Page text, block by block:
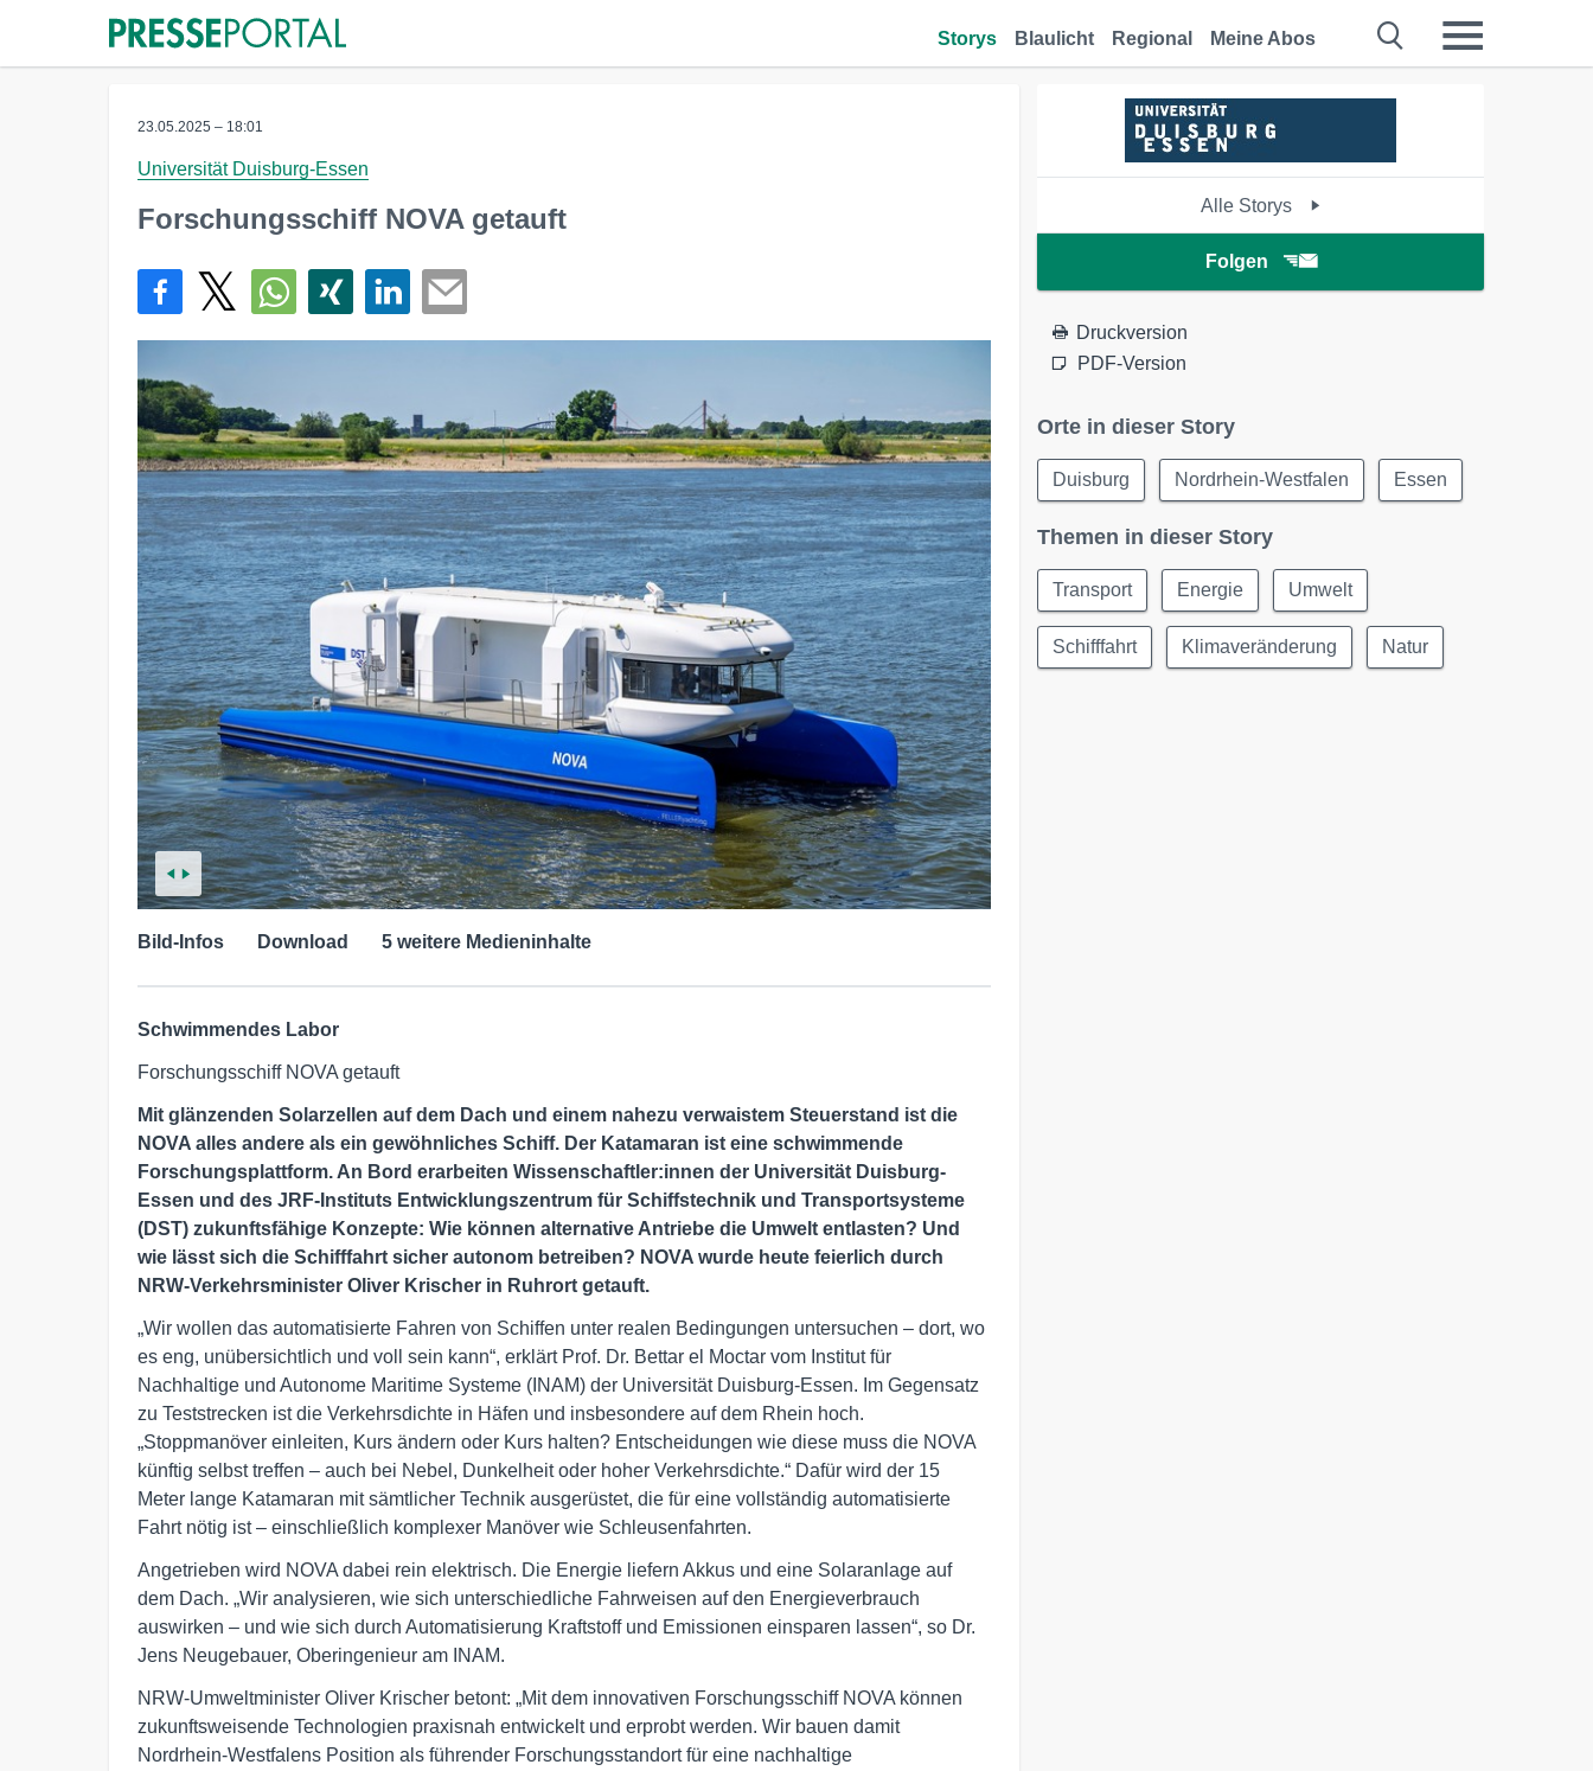
Storys Blaulicht Regional Meine Abos
23.05.2025 – 18:01
Universität Duisburg-Essen
Forschungsschiff NOVA getauft
Bild-Infos Download 5 weitere Medieninhalte
Schwimmendes Labor
Forschungsschiff NOVA getauft
Mit glänzenden Solarzellen auf dem Dach und einem nahezu verwaistem Steuerstand ist die
NOVA alles andere als ein gewöhnliches Schiff. Der Katamaran ist eine schwimmende
Forschungsplattform. An Bord erarbeiten Wissenschaftler:innen der Universität Duisburg-
Essen und des JRF-Instituts Entwicklungszentrum für Schiffstechnik und Transportsysteme
(DST) zukunftsfähige Konzepte: Wie können alternative Antriebe die Umwelt entlasten? Und
wie lässt sich die Schifffahrt sicher autonom betreiben? NOVA wurde heute feierlich durch
NRW-Verkehrsminister Oliver Krischer in Ruhrort getauft.
„Wir wollen das automatisierte Fahren von Schiffen unter realen Bedingungen untersuchen – dort, wo
es eng, unübersichtlich und voll sein kann“, erklärt Prof. Dr. Bettar el Moctar vom Institut für
Nachhaltige und Autonome Maritime Systeme (INAM) der Universität Duisburg-Essen. Im Gegensatz
zu Teststrecken ist die Verkehrsdichte in Häfen und insbesondere auf dem Rhein hoch.
„Stoppmanöver einleiten, Kurs ändern oder Kurs halten? Entscheidungen wie diese muss die NOVA
künftig selbst treffen – auch bei Nebel, Dunkelheit oder hoher Verkehrsdichte.“ Dafür wird der 15
Meter lange Katamaran mit sämtlicher Technik ausgerüstet, die für eine vollständig automatisierte
Fahrt nötig ist – einschließlich komplexer Manöver wie Schleusenfahrten.
Angetrieben wird NOVA dabei rein elektrisch. Die Energie liefern Akkus und eine Solaranlage auf
dem Dach. „Wir analysieren, wie sich unterschiedliche Fahrweisen auf den Energieverbrauch
auswirken – und wie sich durch Automatisierung Kraftstoff und Emissionen einsparen lassen“, so Dr.
Jens Neugebauer, Oberingenieur am INAM.
NRW-Umweltminister Oliver Krischer betont: „Mit dem innovativen Forschungsschiff NOVA können
zukunftsweisende Technologien praxisnah entwickelt und erprobt werden. Wir bauen damit
Nordrhein-Westfalens Position als führender Forschungsstandort für eine nachhaltige
Alle Storys
Folgen
Druckversion
PDF-Version
Orte in dieser Story
Duisburg Nordrhein-Westfalen Essen
Themen in dieser Story
Transport Energie Umwelt
Schifffahrt Klimaveränderung Natur